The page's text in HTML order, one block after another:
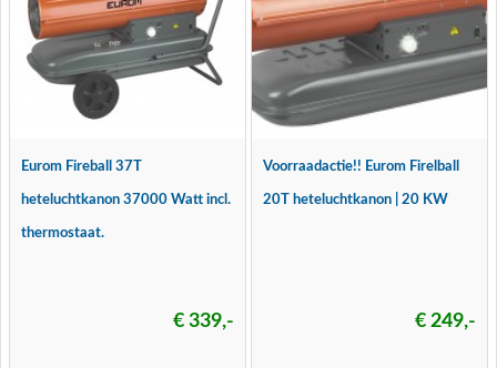
Eurom Fireball 37T
heteluchtkanon 37000 Watt incl.
thermostaat.
€ 339,-
Voorraadactie!! Eurom Firelball
20T heteluchtkanon | 20 KW
€ 249,-